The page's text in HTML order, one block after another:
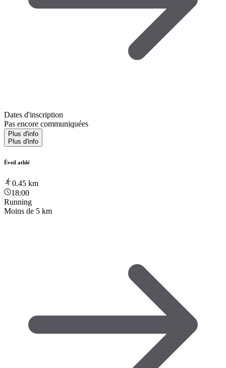
Dates d'inscription
Pas encore communiquées
Plus d'info
Plus d'info
Éveil athlé
0.45 km
18:00
Running
Moins de 5 km